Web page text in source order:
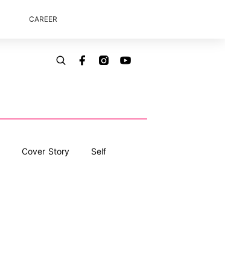
CAREER
Cover Story Self